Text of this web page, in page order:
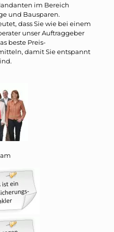
im Bereich
und Bausparen.
dass Sie wie bei einem
unser Auftraggeber
beste Preis-
damit Sie entspannt